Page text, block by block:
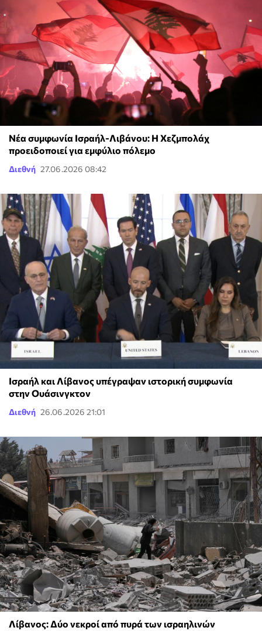
Νέα συμφωνία Ισραήλ-Λιβάνου: Η Χεζμπολάχ
προειδοποιεί για εμφύλιο πόλεμο
Διεθνή 27.06.2026 08:42
Ισραήλ και Λίβανος υπέγραψαν ιστορική συμφωνία
στην Ουάσινγκτον
Διεθνή 26.06.2026 21:01
Λίβανος: Δύο νεκροί από πυρά των ισραηλινών